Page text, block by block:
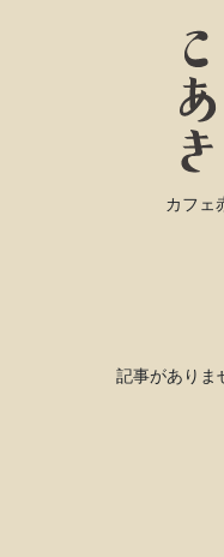
カフェ
記事がありま